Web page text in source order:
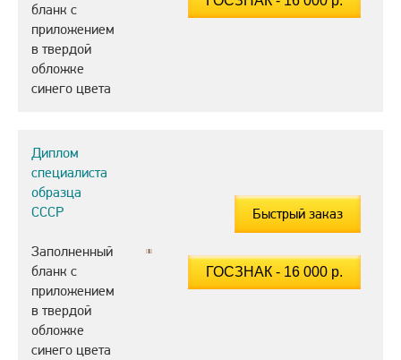
бланк с
приложением
в твердой
обложке
синего цвета
Диплом
специалиста
образца
СССР
Заполненный
бланк с
приложением
в твердой
обложке
синего цвета
Быстрый заказ